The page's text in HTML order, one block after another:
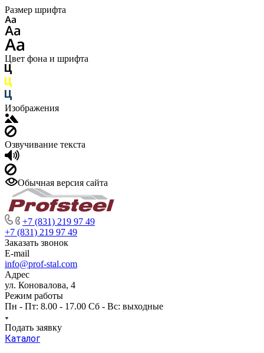
Размер шрифта
Цвет фона и шрифта
Изображения
Озвучивание текста
Обычная версия сайта
+7 (831) 219 97 49
+7 (831) 219 97 49
Заказать звонок
E-mail
info@prof-stal.com
Адрес
ул. Коновалова, 4
Режим работы
Пн - Пт: 8.00 - 17.00 Сб - Вс: выходные
Подать заявку
Каталог